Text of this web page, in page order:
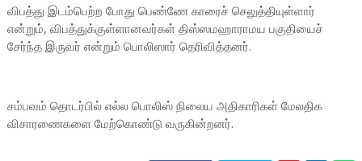
விபத்து இடம்பெற்ற போது பெண்ணே காரைச் செலுத்தியுள்ளார்
என்றும், விபத்துக்குள்ளானவர்கள் திஸ்ஸமஹாராமய பகுதியைச்
சேர்ந்த இருவர் என்றும் பொலிஸார் தெரிவித்தனர்.
சம்பவம் தொடர்பில் எல்ல பொலிஸ் நிலைய அதிகாரிகள் மேலதிக
விசாரணைகளை மேற்கொண்டு வருகின்றனர்.